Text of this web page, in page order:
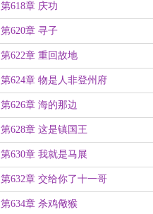
第618章 庆功
第620章 寻子
第622章 重回故地
第624章 物是人非登州府
第626章 海的那边
第628章 这是镇国王
第630章 我就是马展
第632章 交给你了十一哥
第634章 杀鸡儆猴